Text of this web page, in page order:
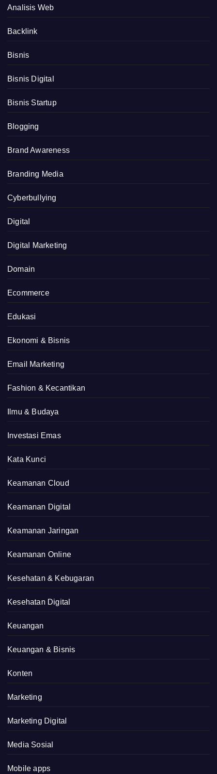
Analisis Web
Backlink
Bisnis
Bisnis Digital
Bisnis Startup
Blogging
Brand Awareness
Branding Media
Cyberbullying
Digital
Digital Marketing
Domain
Ecommerce
Edukasi
Ekonomi & Bisnis
Email Marketing
Fashion & Kecantikan
Ilmu & Budaya
Investasi Emas
Kata Kunci
Keamanan Cloud
Keamanan Digital
Keamanan Jaringan
Keamanan Online
Kesehatan & Kebugaran
Kesehatan Digital
Keuangan
Keuangan & Bisnis
Konten
Marketing
Marketing Digital
Media Sosial
Mobile apps